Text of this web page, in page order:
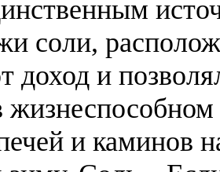
соли,
доход и
и каминов